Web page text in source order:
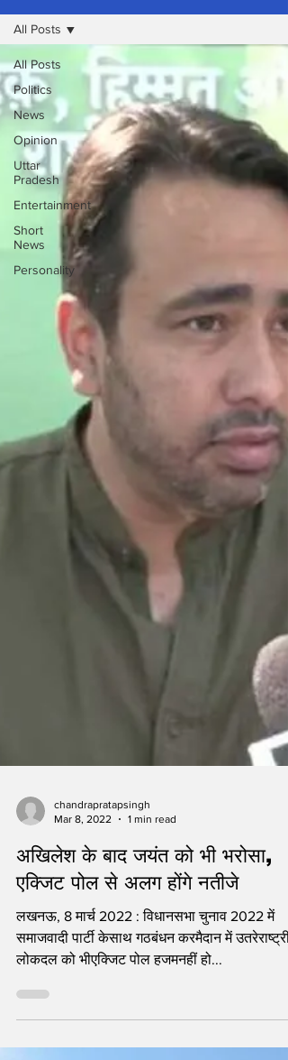
All Posts
Politics
News
Opinion
Uttar
Pradesh
Entertainment
Short
News
Personality
All Posts
Mar 8, 2022
1 min read
अखिलेश के बाद जयंत को भी भरोसा,
एक्जिट पोल से अलग होंगे नतीजे
लखनऊ, 8 मार्च 2022 : विधानसभा चुनाव 2022 में
समाजवादी पार्टी केसाथ गठबंधन करमैदान में
लोकदल को भीएक्जिट पोल हजमनहीं हो...